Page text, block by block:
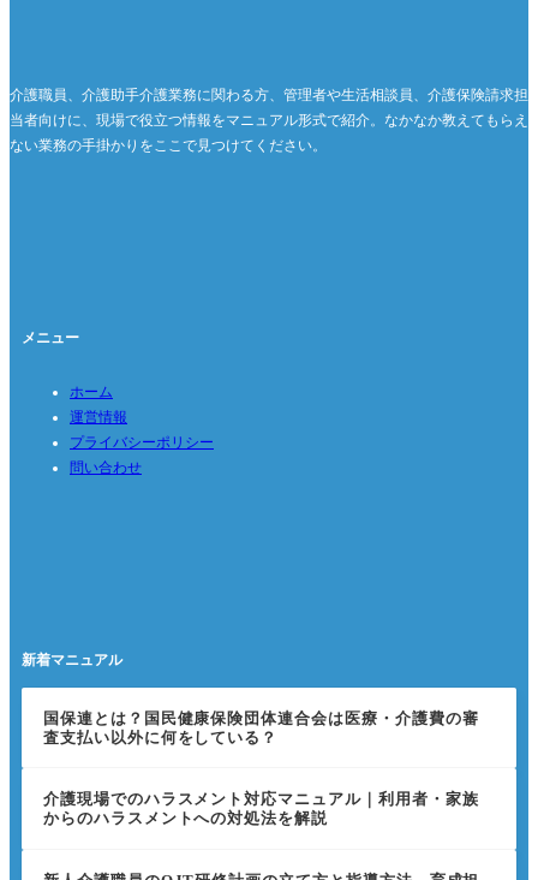
介護職員、介護助手介護業務に関わる方、管理者や生活相談員、介護保険請求担
当者向けに、現場で役立つ情報をマニュアル形式で紹介。なかなか教えてもらえ
ない業務の手掛かりをここで見つけてください。
メニュー
ホーム
運営情報
プライバシーポリシー
問い合わせ
新着マニュアル
国保連とは？国民健康保険団体連合会は医療・介護費の審
査支払い以外に何をしている？
介護現場でのハラスメント対応マニュアル｜利用者・家族
からのハラスメントへの対処法を解説